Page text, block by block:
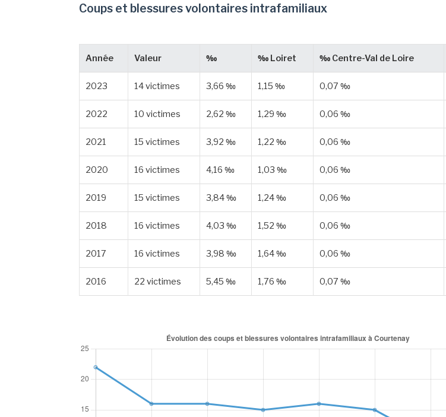
Coups et blessures volontaires intrafamiliaux
Année Valeur ‰ ‰ Loiret ‰ Centre-Val de Loire
2023 14 victimes 3,66 ‰ 1,15 ‰ 0,07 ‰
2022 10 victimes 2,62 ‰ 1,29 ‰ 0,06 ‰
2021 15 victimes 3,92 ‰ 1,22 ‰ 0,06 ‰
2020 16 victimes 4,16 ‰ 1,03 ‰ 0,06 ‰
2019 15 victimes 3,84 ‰ 1,24 ‰ 0,06 ‰
2018 16 victimes 4,03 ‰ 1,52 ‰ 0,06 ‰
2017 16 victimes 3,98 ‰ 1,64 ‰ 0,06 ‰
2016 22 victimes 5,45 ‰ 1,76 ‰ 0,07 ‰